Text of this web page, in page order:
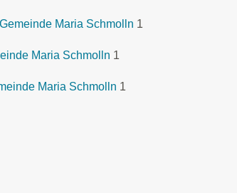
Maria Schmolln 1
Maria Schmolln 1
Maria Schmolln 1